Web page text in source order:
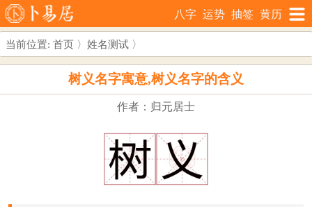
八字 运势 抽签 黄历
当前位置: 首页 〉 姓名测试 〉
树义名字寓意,树义名字的含义
作者：归元居士